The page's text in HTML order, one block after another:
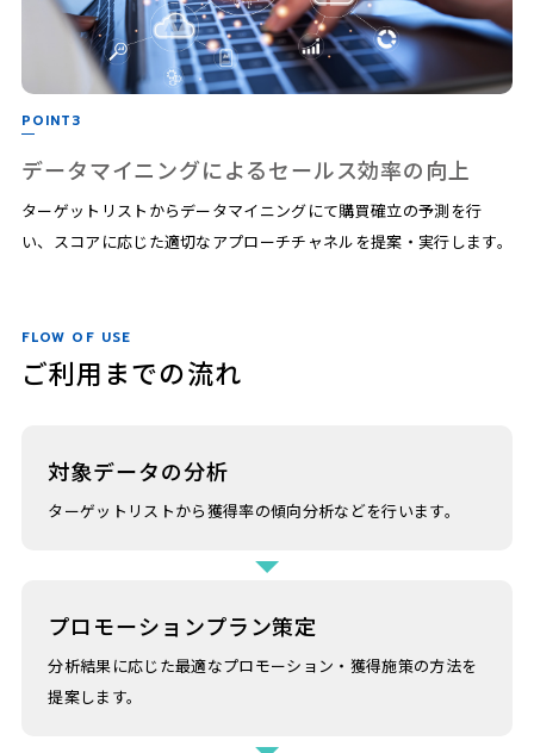
POINT3
データマイニングによるセールス効率の向上
ターゲットリストからデータマイニングにて購買確立の予測を行
い、スコアに応じた適切なアプローチチャネルを提案・実行します。
FLOW OF USE
ご利用までの流れ
対象データの分析
ターゲットリストから獲得率の傾向分析などを行います。
プロモーションプラン策定
分析結果に応じた最適なプロモーション・獲得施策の方法を
提案します。